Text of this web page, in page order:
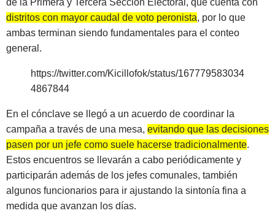
de la Primera y Tercera Sección Electoral, que cuenta con
distritos con mayor caudal de voto peronista, por lo que
ambas terminan siendo fundamentales para el conteo
general.
https://twitter.com/Kicillofok/status/167779583034
4867844
En el cónclave se llegó a un acuerdo de coordinar la
campaña a través de una mesa, evitando que las decisiones
pasen por un jefe como suele hacerse tradicionalmente.
Estos encuentros se llevarán a cabo periódicamente y
participarán además de los jefes comunales, también
algunos funcionarios para ir ajustando la sintonía fina a
medida que avanzan los días.